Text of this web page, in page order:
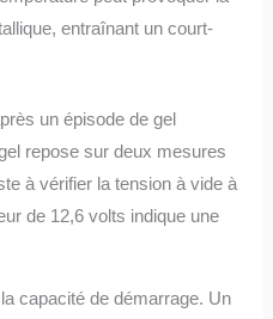
entraînant un court-
un épisode de gel
repose sur deux mesures
à vérifier la tension à vide à
de 12,6 volts indique une
capacité de démarrage. Un